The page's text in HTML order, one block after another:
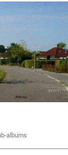
albums